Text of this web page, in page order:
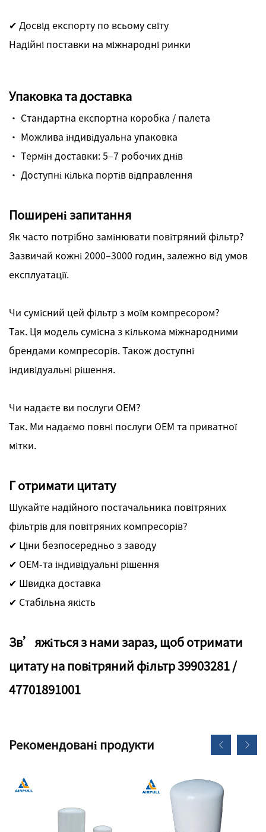
✔ Досвід експорту по всьому світу
Надійні поставки на міжнародні ринки
Упаковка та доставка
· Стандартна експортна коробка / палета
· Можлива індивідуальна упаковка
· Термін доставки: 5–7 робочих днів
· Доступні кілька портів відправлення
Поширені запитання
Як часто потрібно замінювати повітряний фільтр?
Зазвичай кожні 2000–3000 годин, залежно від умов
експлуатації.
Чи сумісний цей фільтр з моїм компресором?
Так. Ця модель сумісна з кількома міжнародними
брендами компресорів. Також доступні
індивідуальні рішення.
Чи надаєте ви послуги OEM?
Так. Ми надаємо повні послуги OEM та приватної
мітки.
Готримати цитату
Шукайте надійного постачальника повітряних
фільтрів для повітряних компресорів?
✔ Ціни безпосередньо з заводу
✔ OEM-та індивідуальні рішення
✔ Швидка доставка
✔ Стабільна якість
Зв’яжіться з нами зараз, щоб отримати
цитату на повітряний фільтр 39903281 /
47701891001
Рекомендовані продукти